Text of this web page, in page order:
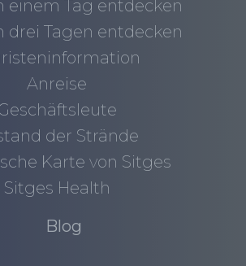
einem Tag entdecken
drei Tagen entdecken
Anreise
der Strände
Karte von Sitges
Sitges Health
Blog